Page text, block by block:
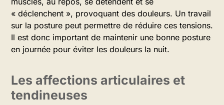
« déclenchent », provoquant des douleurs. Un travail
sur la posture peut permettre de réduire ces tensions.
Il est donc important de maintenir une bonne posture
en journée pour éviter les douleurs la nuit.
Les affections articulaires et
tendineuses